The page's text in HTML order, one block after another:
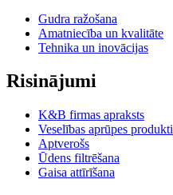
Gudra ražošana
Amatniecība un kvalitāte
Tehnika un inovācijas
Risinājumi
K&B firmas apraksts
Veselības aprūpes produkti
Aptverošs
Ūdens filtrēšana
Gaisa attīrīšana